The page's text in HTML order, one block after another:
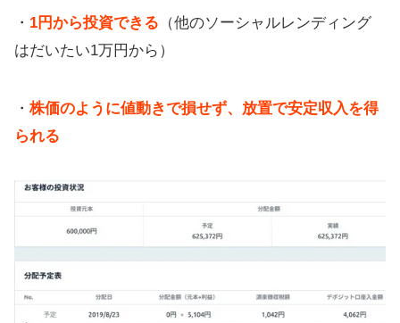
・ 1円から投資できる （他のソーシャルレンディング
はだいたい1万円から）
・ 株価のように値動きで損せず、放置で安定収入を得
られる